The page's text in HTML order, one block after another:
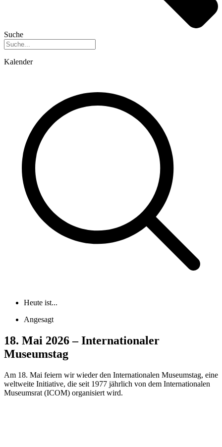
Suche
Kalender
Heute ist...
Angesagt
18. Mai 2026 – Internationaler
Museumstag
Am 18. Mai feiern wir wieder den Internationalen Museumstag, eine
weltweite Initiative, die seit 1977 jährlich von dem Internationalen
Museumsrat (ICOM) organisiert wird.